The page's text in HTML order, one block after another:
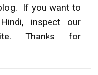
If you want to
inspect our
Thanks for